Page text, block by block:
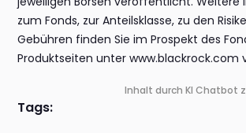
zum Fonds, zur Anteilsklasse, zu den
Gebühren finden Sie im Prospekt des
Produktseiten unter www.blackrock.com
Inhalt durch KI Chatbot
Tags: